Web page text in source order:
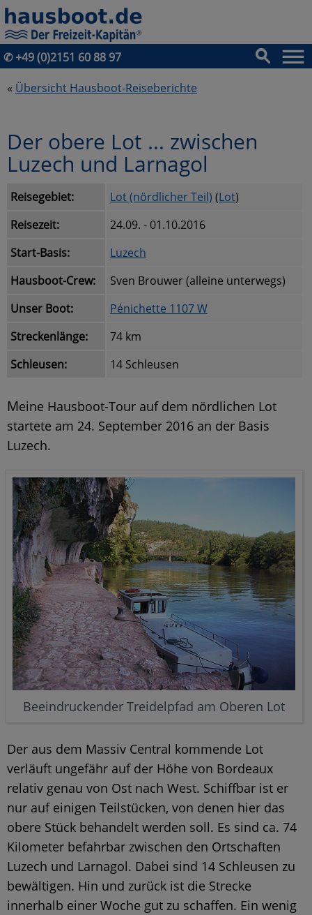
✆ +49 (0)2151 60 88 97
« Übersicht Hausboot-Reiseberichte
Der obere Lot ... zwischen
Luzech und Larnagol
Reisegebiet: Lot (nördlicher Teil) (Lot)
Reisezeit:
24.09. - 01.10.2016
Start-Basis:
Luzech
Hausboot-Crew:
Sven Brouwer (alleine unterwegs)
Unser Boot:
Pénichette 1107 W
Streckenlänge:
74 km
Schleusen:
14 Schleusen
Meine Hausboot-Tour auf dem nördlichen Lot
startete am 24. September 2016 an der Basis
Luzech.
Beeindruckender Treidelpfad am Oberen Lot
Der aus dem Massiv Central kommende Lot
verläuft ungefähr auf der Höhe von Bordeaux
relativ genau von Ost nach West. Schiffbar ist er
nur auf einigen Teilstücken, von denen hier das
obere Stück behandelt werden soll. Es sind ca. 74
Kilometer befahrbar zwischen den Ortschaften
Luzech und Larnagol. Dabei sind 14 Schleusen zu
bewältigen. Hin und zurück ist die Strecke
innerhalb einer Woche gut zu schaffen. Ein wenig